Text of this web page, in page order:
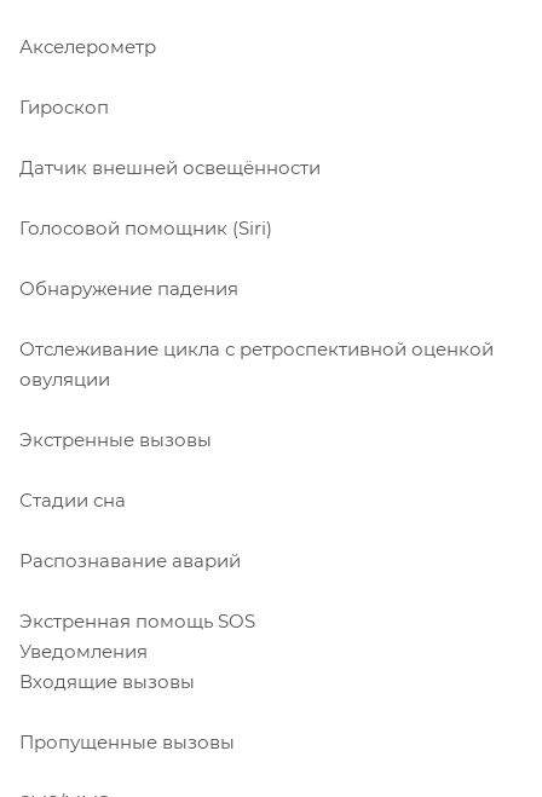
Акселерометр
Гироскоп
Датчик внешней освещённости
Голосовой помощник (Siri)
Обнаружение падения
Отслеживание цикла с ретроспективной оценкой
овуляции
Экстренные вызовы
Стадии сна
Распознавание аварий
Экстренная помощь SOS
Уведомления
Входящие вызовы
Пропущенные вызовы